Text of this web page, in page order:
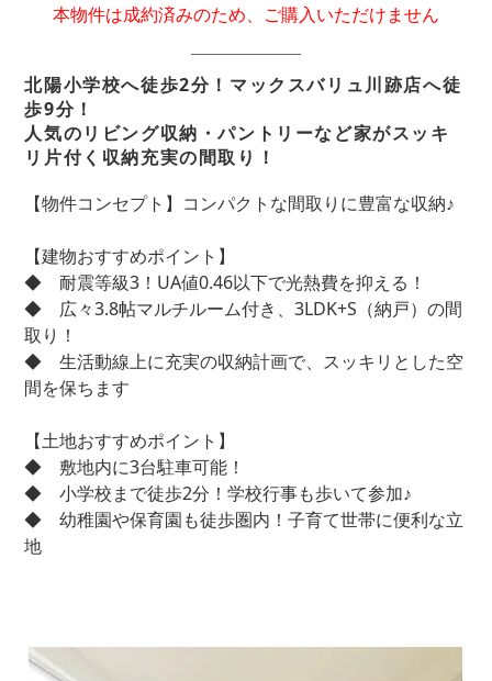
本物件は成約済みのため、ご購入いただけません
北陽小学校へ徒歩2分！マックスバリュ川跡店へ徒
歩9分！
人気のリビング収納・パントリーなど家がスッキ
リ片付く収納充実の間取り！
【物件コンセプト】コンパクトな間取りに豊富な収納♪
【建物おすすめポイント】
◆ 耐震等級3！UA値0.46以下で光熱費を抑える！
◆ 広々3.8帖マルチルーム付き、3LDK+S（納戸）の間
取り！
◆ 生活動線上に充実の収納計画で、スッキリとした空
間を保ちます
【土地おすすめポイント】
◆ 敷地内に3台駐車可能！
◆ 小学校まで徒歩2分！学校行事も歩いて参加♪
◆ 幼稚園や保育園も徒歩圏内！子育て世帯に便利な立
地